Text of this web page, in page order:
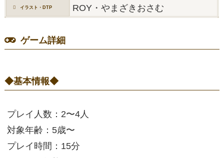
イラスト・DTP ROY・やまざきおさむ
ゲーム詳細
◆基本情報◆
プレイ人数：2〜4人
対象年齢：5歳〜
プレイ時間：15分